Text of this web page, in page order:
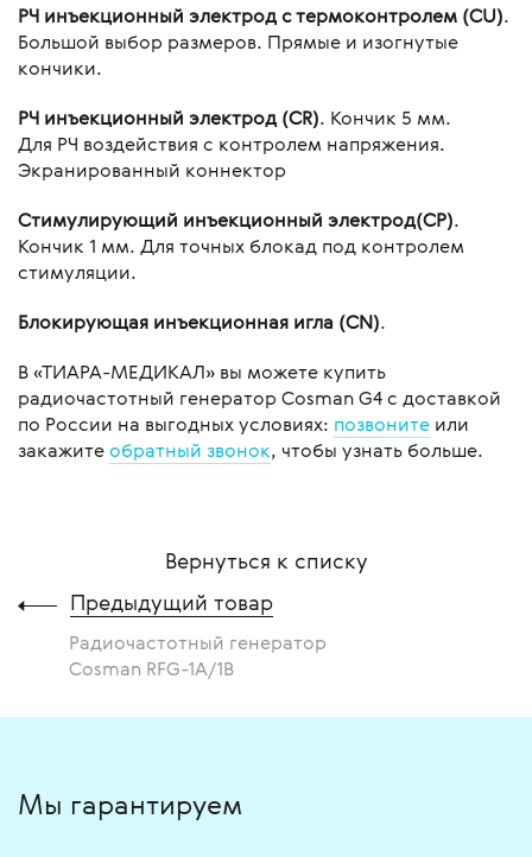
РЧ инъекционный электрод с термоконтролем (CU).
Большой выбор размеров. Прямые и изогнутые
кончики.
РЧ инъекционный электрод (CR). Кончик 5 мм.
Для РЧ воздействия с контролем напряжения.
Экранированный коннектор
Стимулирующий инъекционный электрод(CP).
Кончик 1 мм. Для точных блокад под контролем
стимуляции.
Блокирующая инъекционная игла (CN).
В «ТИАРА-МЕДИКАЛ» вы можете купить
радиочастотный генератор Cosman G4 с доставкой
по России на выгодных условиях: позвоните или
закажитеобратный звонок, чтобы узнать больше.
Вернуться к списку
Предыдущий товар
Радиочастотный генератор
Cosman RFG-1A/1B
Мы гарантируем